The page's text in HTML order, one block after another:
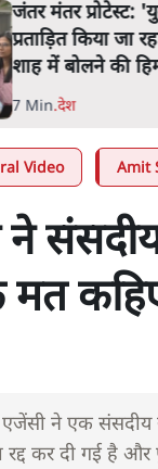
मंतर प्रोटेस्ट:
किया जा रहा है,
में बोलने की हिम्मत
.देश
Video Amit
ने
मत
ने एक संसदीय
कर दी गई है और